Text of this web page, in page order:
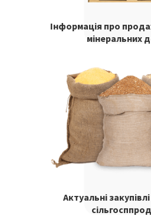
Інформація про
мінеральних
Актуальні